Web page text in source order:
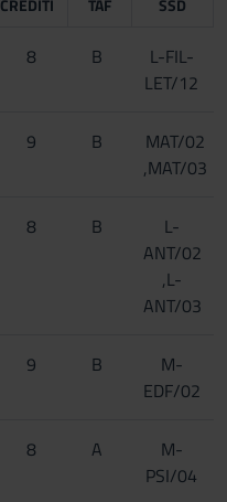
CREDITI TAF SSD
8 B
L-FIL-
LET/12
9 B
MAT/02
,MAT/03
8 B
L-
ANT/02
,L-
ANT/03
9 B
M-
EDF/02
8 A
M-
PSI/04